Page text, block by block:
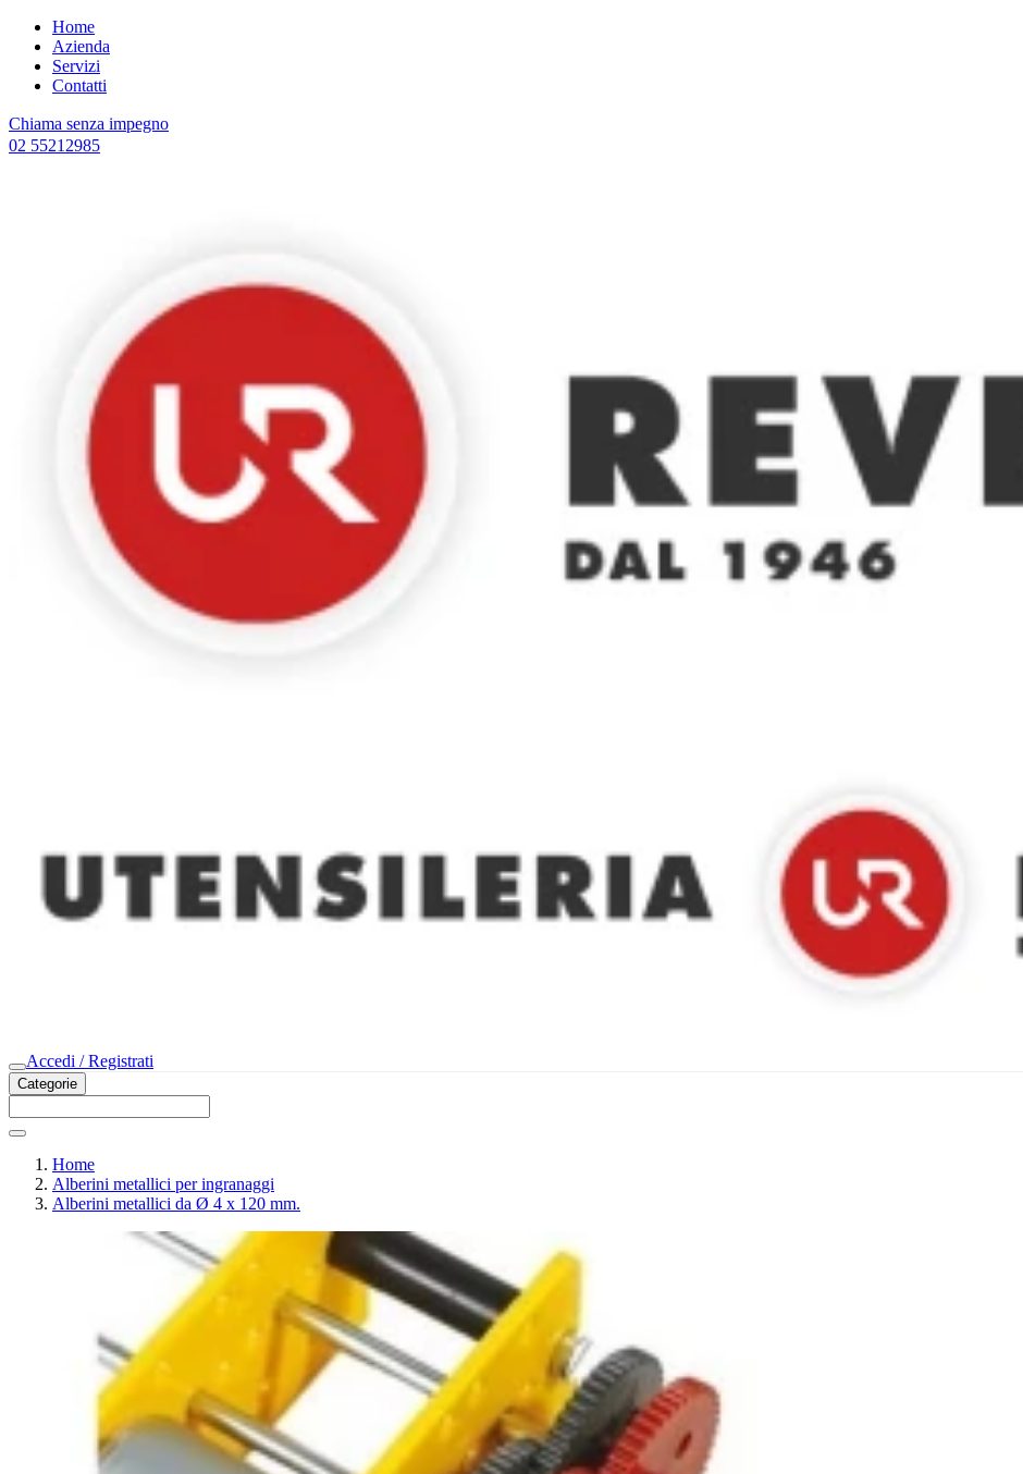
Home
Azienda
Servizi
Contatti
Chiama senza impegno
02 55212985
Accedi / Registrati
Categorie
Home
Alberini metallici per ingranaggi
Alberini metallici da Ø 4 x 120 mm.